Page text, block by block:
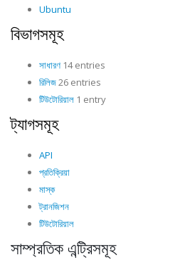
Ubuntu
বিভাগসমূহ
সাধারণ 14 entries
রিলিজ26 entries
টিউটোরিয়াল 1 entry
ট্যাগসমূহ
API
প্রতিক্রিয়া
মাস্ক
ট্রানজিশন
টিউটোরিয়াল
সাম্প্রতিক এন্ট্রিসমূহ